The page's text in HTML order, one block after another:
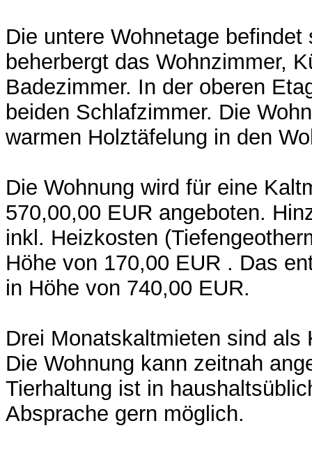
Die untere Wohnetage
beherbergt das Wohnzimmer,
Badezimmer. In der oberen
beiden Schlafzimmer. Die
warmen Holztäfelung in den
Die Wohnung wird für eine
570,00,00 EUR angeboten.
inkl. Heizkosten
Höhe von 170,00 EUR . Das
in Höhe von 740,00 EUR.
Drei Monatskaltmieten sind als
Die Wohnung kann zeitnah
Tierhaltung ist in
Absprache gern möglich.